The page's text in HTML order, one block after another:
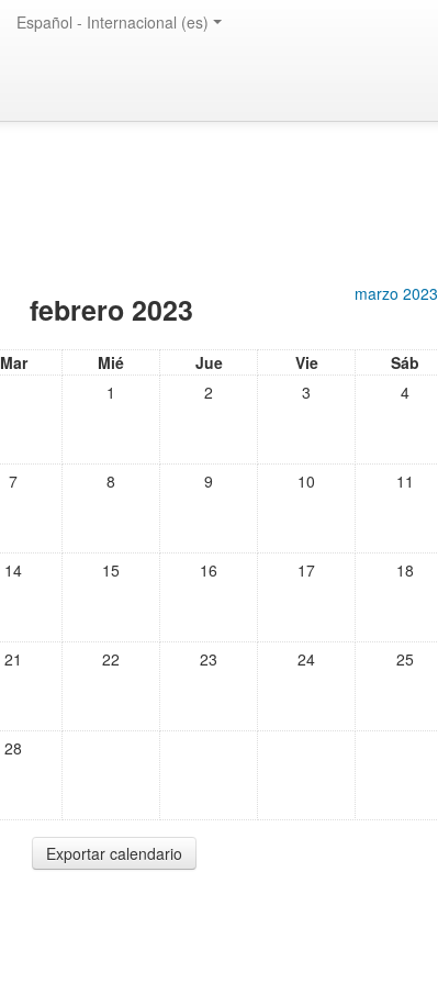
Español - Internacional (es)
febrero 2023 marzo 2023
Mar Mié Jue Vie
Sáb
1
2 3 4
7 8 9 10 11
14 15 16 17 18
21 22 23 24 25
28